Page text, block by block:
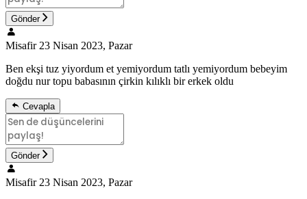
Gönder
Misafir 23 Nisan 2023, Pazar
Ben ekşi tuz yiyordum et yemiyordum tatlı yemiyordum bebeyim
doğdu nur topu babasının çirkin kılıklı bir erkek oldu
Cevapla
Gönder
Misafir 23 Nisan 2023, Pazar